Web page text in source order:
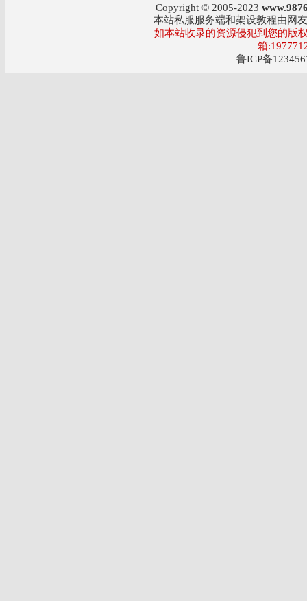
Copyright © 2005-2023
本站私服服务端和架设教程由网
如本站收录的资源侵犯到您的版
箱
鲁ICP备